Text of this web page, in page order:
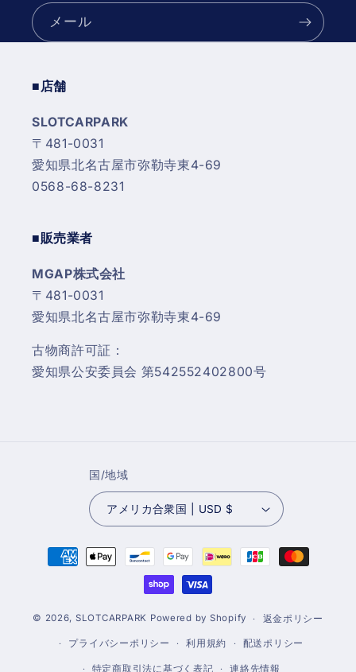
メール
■店舗
SLOTCARPARK
〒481-0031
愛知県北名古屋市弥勒寺東4-69
0568-68-8231
■販売業者
MGAP株式会社
〒481-0031
愛知県北名古屋市弥勒寺東4-69
古物商許可証：
愛知県公安委員会 第542552402800号
国/地域
アメリカ合衆国 | USD $
法
© 2026, SLOTCARPARK Powered by Shopify 返金ポリシー
プライバシーポリシー 利用規約 配送ポリシー
特定商取引法に基づく表記 連絡先情報